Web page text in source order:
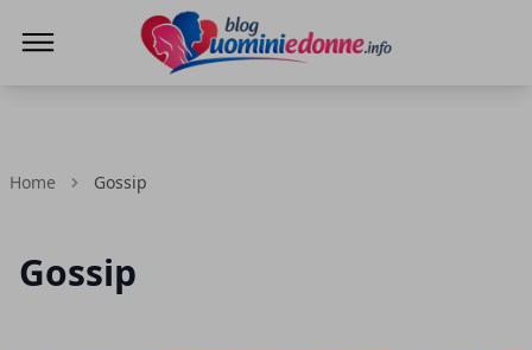
Home Gossip
Gossip